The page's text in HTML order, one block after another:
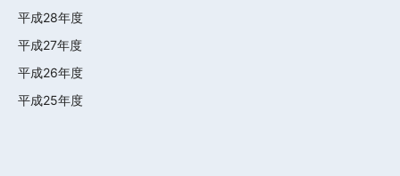
平成28年度
平成27年度
平成26年度
平成25年度